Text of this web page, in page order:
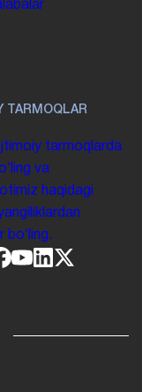
TARMOQLAR
tarmoqlarda
va
haqidagi
boʻling.